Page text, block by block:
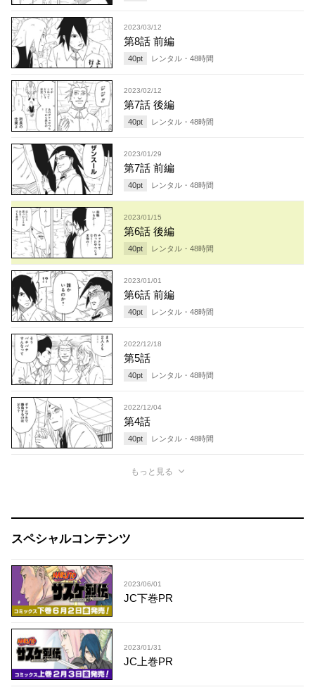
2023/03/12
第8話 前編
40pt レンタル・ 48時間
2023/02/12
第7話 後編
40pt レンタル・ 48時間
2023/01/29
第7話 前編
40pt レンタル・ 48時間
2023/01/15
第6話 後編
40pt レンタル・ 48時間
2023/01/01
第6話 前編
40pt レンタル・ 48時間
2022/12/18
第5話
40pt レンタル・ 48時間
2022/12/04
第4話
40pt レンタル・ 48時間
もっと見る
スペシャルコンテンツ
2023/06/01
JC下巻PR
2023/01/31
JC上巻PR